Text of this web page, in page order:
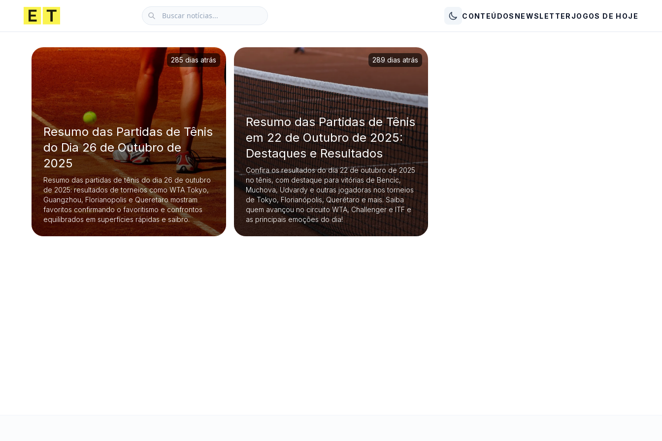
CONTEÚDOS NEWSLETTER JOGOS DE HOJE
Resumo das Partidas de Tênis
do Dia 26 de Outubro de
2025
Resumo das partidas de tênis do dia 26 de outubro
de 2025: resultados de torneios como WTA Tokyo,
Guangzhou, Florianopolis e Queretaro mostram
favoritos confirmando o favoritismo e confrontos
equilibrados em superfícies rápidas e saibro.
285 dias atrás
Resumo das Partidas de Tênis
em 22 de Outubro de 2025:
Destaques e Resultados
Confira os resultados do dia 22 de outubro de 2025
no tênis, com destaque para vitórias de Bencic,
Muchova, Udvardy e outras jogadoras nos torneios
de Tokyo, Florianópolis, Querétaro e mais. Saiba
quem avançou no circuito WTA, Challenger e ITF e
as principais emoções do dia!
289 dias atrás